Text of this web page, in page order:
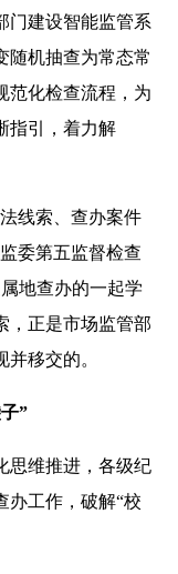
门建设智能监管系
随机抽查为常态常
范化检查流程，为
指引，着力解
线索、查办案件
委第五监督检查
地查办的一起学
，正是市场监管部
移交的。
”
维推进，各级纪
办工作，破解“校